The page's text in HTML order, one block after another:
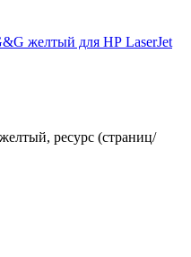
ресурс (страниц/